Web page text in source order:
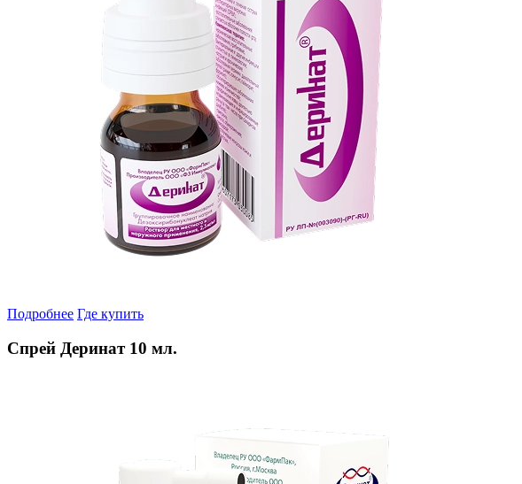
Подробнее Где купить
Спрей Деринат 10 мл.